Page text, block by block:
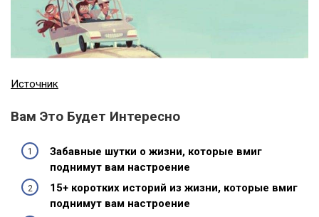
Источник
Вам Это Будет Интересно
Забавные шутки о жизни, которые вмиг
поднимут вам настроение
15+ коротких историй из жизни, которые вмиг
поднимут вам настроение